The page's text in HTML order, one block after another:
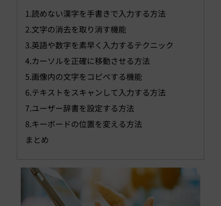
1.読めない漢字を手書きで入力する方法
2.文字の消去を取り消す機能
3.英語や数字を素早く入力するテクニック
4.カーソルを正確に移動させる方法
5.画像内の文字をコピペする機能
6.テキストをスキャンして入力する方法
7.ユーザー辞書を設定する方法
8.キーボードの位置を変える方法
まとめ